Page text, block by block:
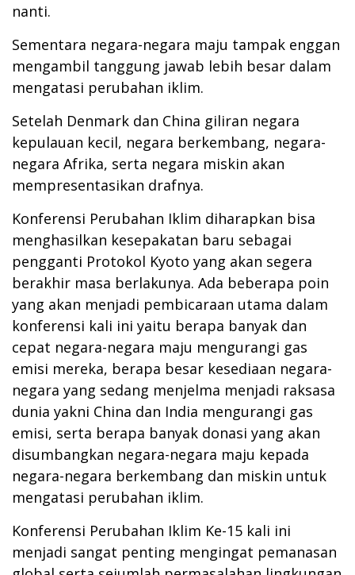
nanti.
Sementara negara-negara maju tampak enggan
mengambil tanggung jawab lebih besar dalam
mengatasi perubahan iklim.
Setelah Denmark dan China giliran negara
kepulauan kecil, negara berkembang, negara-
negara Afrika, serta negara miskin akan
mempresentasikan drafnya.
Konferensi Perubahan Iklim diharapkan bisa
menghasilkan kesepakatan baru sebagai
pengganti Protokol Kyoto yang akan segera
berakhir masa berlakunya. Ada beberapa poin
yang akan menjadi pembicaraan utama dalam
konferensi kali ini yaitu berapa banyak dan
cepat negara-negara maju mengurangi gas
emisi mereka, berapa besar kesediaan negara-
negara yang sedang menjelma menjadi raksasa
dunia yakni China dan India mengurangi gas
emisi, serta berapa banyak donasi yang akan
disumbangkan negara-negara maju kepada
negara-negara berkembang dan miskin untuk
mengatasi perubahan iklim.
Konferensi Perubahan Iklim Ke-15 kali ini
menjadi sangat penting mengingat pemanasan